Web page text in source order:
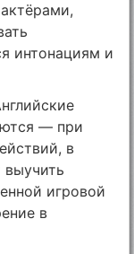
интонациям и
— при
в
игровой
в